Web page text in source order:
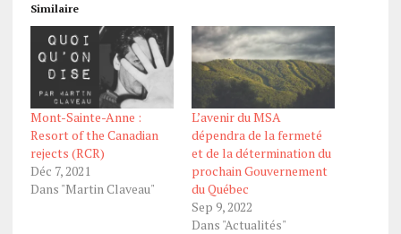
Similaire
Mont-Sainte-Anne :
Resort of the Canadian
rejects (RCR)
Déc 7, 2021
Dans "Martin Claveau"
L’avenir du MSA
dépendra de la fermeté
et de la détermination du
prochain Gouvernement
du Québec
Sep 9, 2022
Dans "Actualités"